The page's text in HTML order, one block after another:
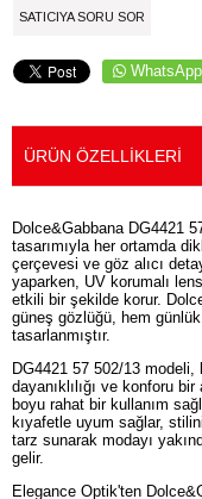
SATICIYA SORU SOR
WhatsApp
ÜRÜN ÖZELLIKLERI
Dolce&Gabbana DG4421
tasarımıyla her ortamda
çerçevesi ve göz alıcı
yaparken, UV korumalı
etkili bir şekilde korur.
güneş gözlüğü, hem
tasarlanmıştır.
DG4421 57 502/13
dayanıklılığı ve konforu
boyu rahat bir kullanım
kıyafetle uyum sağlar,
tarz sunarak modayı
gelir.
Elegance Optik'ten